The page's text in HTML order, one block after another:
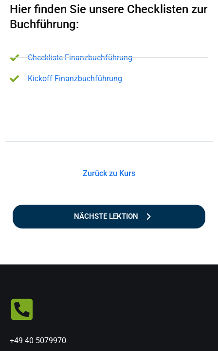
Hier finden Sie unsere Checklisten zur
Buchführung:
Checkliste Finanzbuchführung
Kickoff Finanzbuchführung
Zurück zu Kurs
NÄCHSTE LEKTION
+49 40 5079970